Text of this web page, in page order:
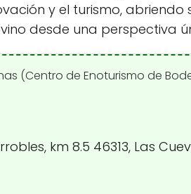
y el turismo,
desde una perspectiva
km 8.5 46313, Las